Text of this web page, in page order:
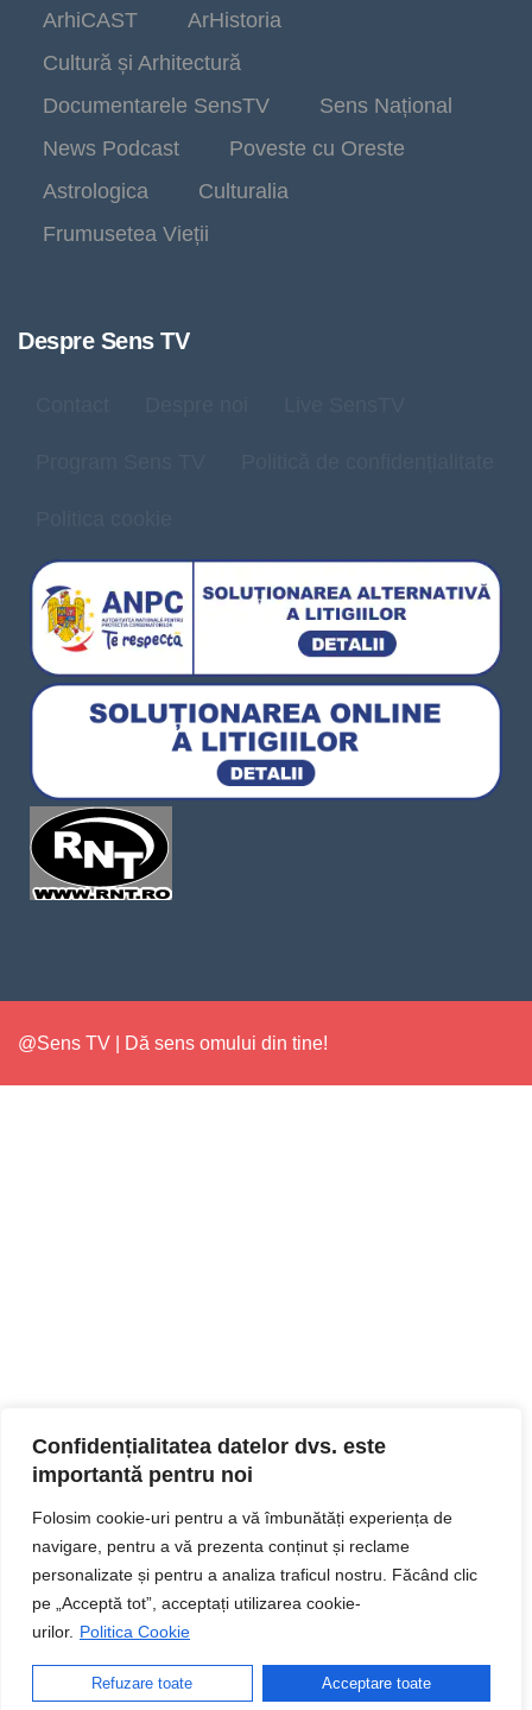
Confidențialitatea datelor dvs. este
importantă pentru noi
Folosim cookie-uri pentru a vă îmbunătăți experiența de
navigare, pentru a vă prezenta conținut și reclame
personalizate și pentru a analiza traficul nostru. Făcând clic
pe „Acceptă tot”, acceptați utilizarea cookie-
urilor. Politica Cookie
Refuzare toate Acceptare toate
ArhiCAST
ArHistoria
Cultură și Arhitectură
Documentarele SensTV
Sens Național
News Podcast
Poveste cu Oreste
Astrologica
Culturalia
Frumusetea Vieții
Despre Sens TV
@Sens TV | Dă sens omului din tine!